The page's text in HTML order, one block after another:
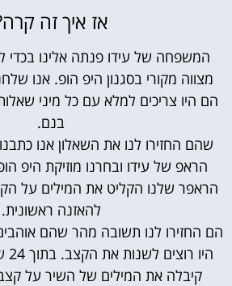
אז איך זה
המשפחה של עידו פנתה אלינו בכדי
מצווה מקורי בסגנון היפ הופ. אנו
הם היו צריכים למלא עם כל מיני
בנם.
שהם החזירו לנו את השאלון אנו
הראפ של עידו ובחרנו מוזיקת היפ
הראפר שלנו הקליט את המילים על
להאזנה ראשונית.
הם החזירו לנו תשובה מהר שהם
קיבלה את המילים של השיר על